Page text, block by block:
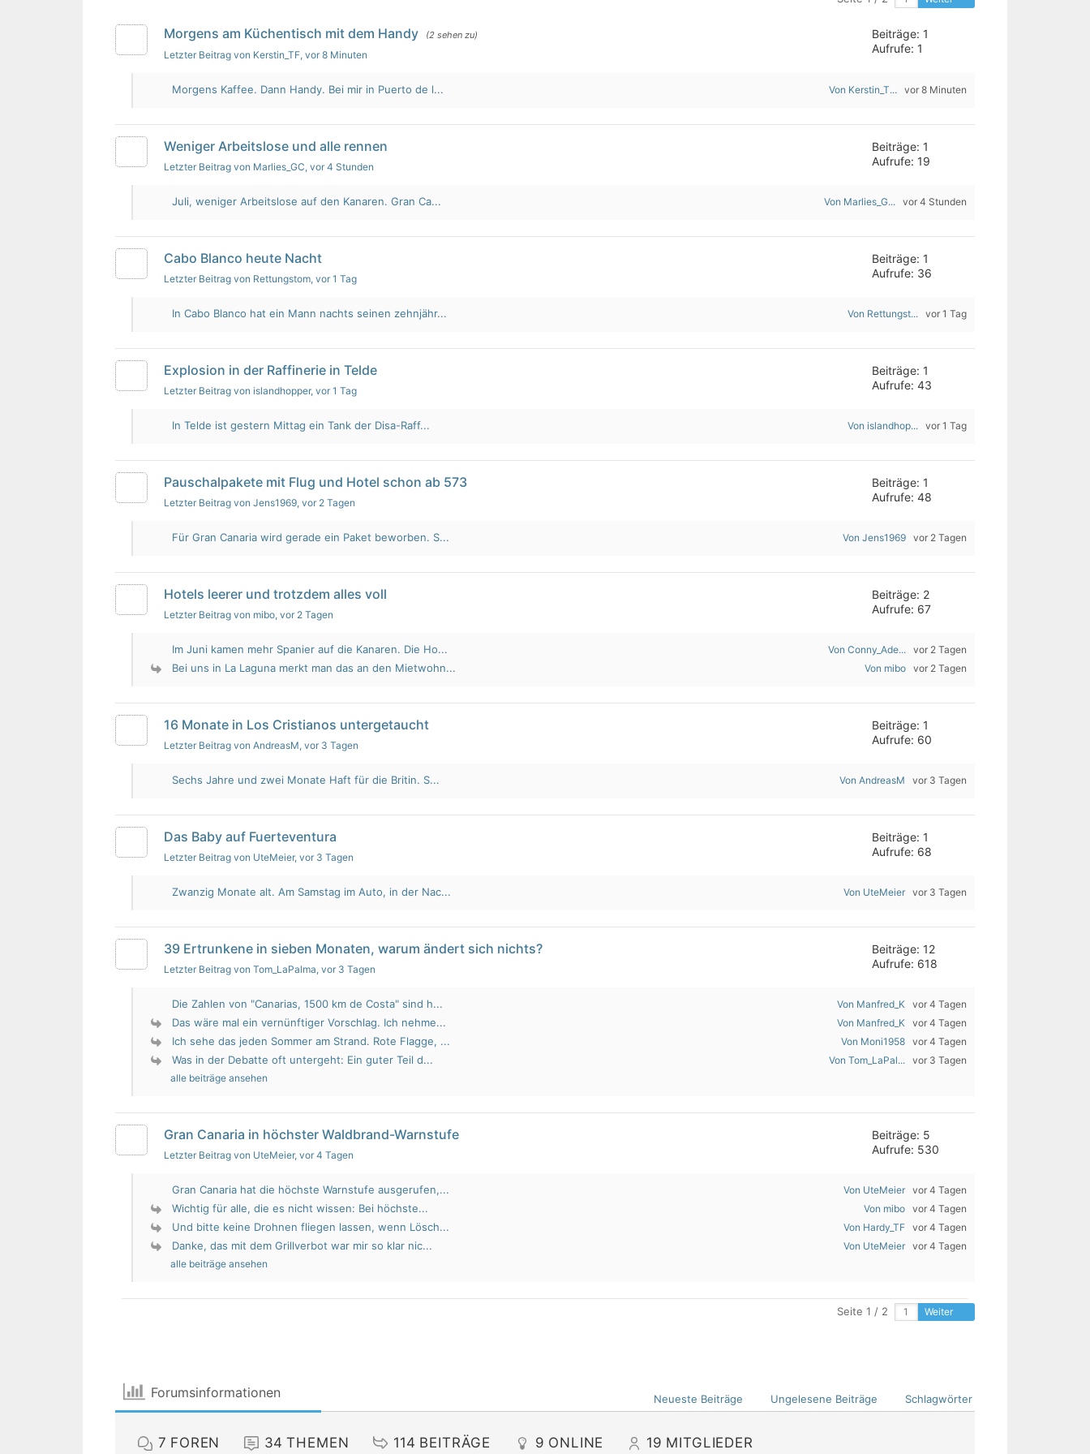
Morgens am Küchentisch mit dem Handy (2 sehen zu)
Letzter Beitrag von Kerstin_TF, vor 8 Minuten
Beiträge: 1
Aufrufe: 1
Morgens Kaffee. Dann Handy. Bei mir in Puerto de l... Von Kerstin_T... vor 8 Minuten
Weniger Arbeitslose und alle rennen
Letzter Beitrag von Marlies_GC, vor 4 Stunden
Beiträge: 1
Aufrufe: 19
Juli, weniger Arbeitslose auf den Kanaren. Gran Ca... Von Marlies_G... vor 4 Stunden
Cabo Blanco heute Nacht
Letzter Beitrag von Rettungstom, vor 1 Tag
Beiträge: 1
Aufrufe: 36
In Cabo Blanco hat ein Mann nachts seinen zehnjähr... Von Rettungst... vor 1 Tag
Explosion in der Raffinerie in Telde
Letzter Beitrag von islandhopper, vor 1 Tag
Beiträge: 1
Aufrufe: 43
In Telde ist gestern Mittag ein Tank der Disa-Raff... Von islandhop... vor 1 Tag
Pauschalpakete mit Flug und Hotel schon ab 573
Letzter Beitrag von Jens1969, vor 2 Tagen
Beiträge: 1
Aufrufe: 48
Für Gran Canaria wird gerade ein Paket beworben. S... Von Jens1969 vor 2 Tagen
Hotels leerer und trotzdem alles voll
Letzter Beitrag von mibo, vor 2 Tagen
Beiträge: 2
Aufrufe: 67
Im Juni kamen mehr Spanier auf die Kanaren. Die Ho... Von Conny_Ade... vor 2 Tagen
Bei uns in La Laguna merkt man das an den Mietwohn... Von mibo vor 2 Tagen
16 Monate in Los Cristianos untergetaucht
Letzter Beitrag von AndreasM, vor 3 Tagen
Beiträge: 1
Aufrufe: 60
Sechs Jahre und zwei Monate Haft für die Britin. S... Von AndreasM vor 3 Tagen
Das Baby auf Fuerteventura
Letzter Beitrag von UteMeier, vor 3 Tagen
Beiträge: 1
Aufrufe: 68
Zwanzig Monate alt. Am Samstag im Auto, in der Nac... Von UteMeier vor 3 Tagen
39 Ertrunkene in sieben Monaten, warum ändert sich nichts?
Letzter Beitrag von Tom_LaPalma, vor 3 Tagen
Beiträge: 12
Aufrufe: 618
Die Zahlen von "Canarias, 1500 km de Costa" sind h... Von Manfred_K vor 4 Tagen
Das wäre mal ein vernünftiger Vorschlag. Ich nehme... Von Manfred_K vor 4 Tagen
Ich sehe das jeden Sommer am Strand. Rote Flagge, ... Von Moni1958 vor 4 Tagen
Was in der Debatte oft untergeht: Ein guter Teil d... Von Tom_LaPal... vor 3 Tagen
alle beiträge ansehen
Gran Canaria in höchster Waldbrand-Warnstufe
Letzter Beitrag von UteMeier, vor 4 Tagen
Beiträge: 5
Aufrufe: 530
Gran Canaria hat die höchste Warnstufe ausgerufen,... Von UteMeier vor 4 Tagen
Wichtig für alle, die es nicht wissen: Bei höchste... Von mibo vor 4 Tagen
Und bitte keine Drohnen fliegen lassen, wenn Lösch... Von Hardy_TF vor 4 Tagen
Danke, das mit dem Grillverbot war mir so klar nic... Von UteMeier vor 4 Tagen
alle beiträge ansehen
Seite 1 / 2 Weiter
Forumsinformationen Neueste Beiträge Ungelesene Beiträge Schlagwörter
7 FOREN 34 THEMEN 114 BEITRÄGE 9 ONLINE 19 MITGLIEDER